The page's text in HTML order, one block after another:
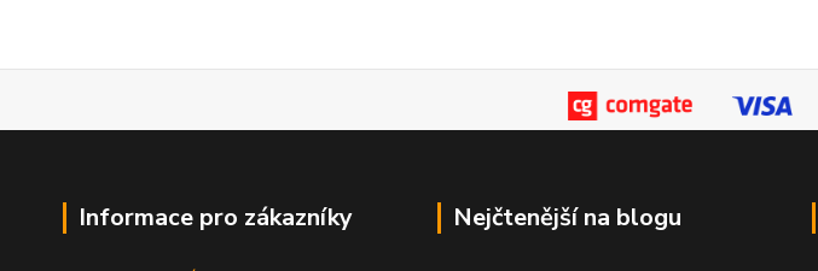
Informace pro zákazníky Nejčtenější na blogu